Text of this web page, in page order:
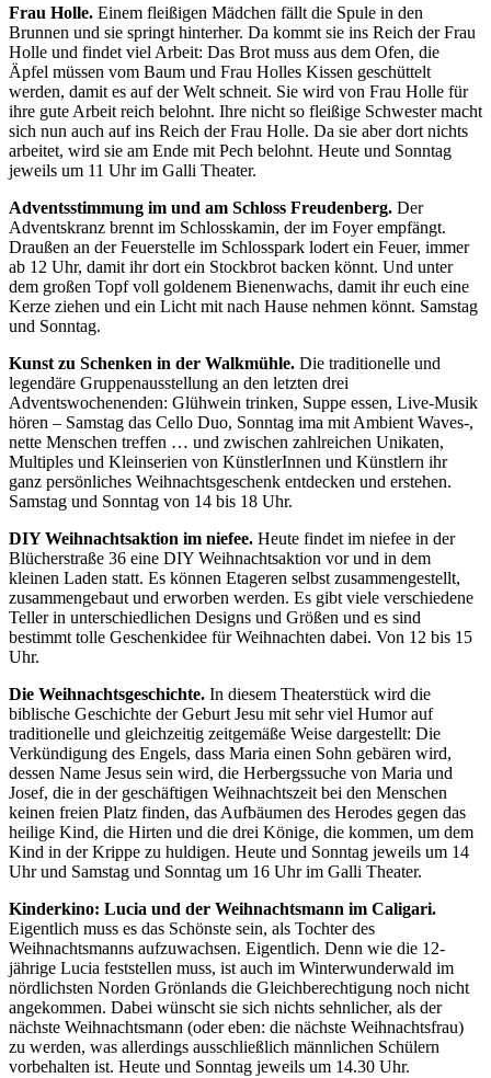
Frau Holle. Einem fleißigen Mädchen fällt die Spule in den
Brunnen und sie springt hinterher. Da kommt sie ins Reich der Frau
Holle und findet viel Arbeit: Das Brot muss aus dem Ofen, die
Äpfel müssen vom Baum und Frau Holles Kissen geschüttelt
werden, damit es auf der Welt schneit. Sie wird von Frau Holle für
ihre gute Arbeit reich belohnt. Ihre nicht so fleißige Schwester macht
sich nun auch auf ins Reich der Frau Holle. Da sie aber dort nichts
arbeitet, wird sie am Ende mit Pech belohnt. Heute und Sonntag
jeweils um 11 Uhr im Galli Theater.
Adventsstimmung im und am Schloss Freudenberg. Der
Adventskranz brennt im Schlosskamin, der im Foyer empfängt.
Draußen an der Feuerstelle im Schlosspark lodert ein Feuer, immer
ab 12 Uhr, damit ihr dort ein Stockbrot backen könnt. Und unter
dem großen Topf voll goldenem Bienenwachs, damit ihr euch eine
Kerze ziehen und ein Licht mit nach Hause nehmen könnt. Samstag
und Sonntag.
Kunst zu Schenken in der Walkmühle. Die traditionelle und
legendäre Gruppenausstellung an den letzten drei
Adventswochenenden: Glühwein trinken, Suppe essen, Live-Musik
hören – Samstag das Cello Duo, Sonntag ima mit Ambient Waves-,
nette Menschen treffen … und zwischen zahlreichen Unikaten,
Multiples und Kleinserien von KünstlerInnen und Künstlern ihr
ganz persönliches Weihnachtsgeschenk entdecken und erstehen.
Samstag und Sonntag von 14 bis 18 Uhr.
DIY Weihnachtsaktion im niefee. Heute findet im niefee in der
Blücherstraße 36 eine DIY Weihnachtsaktion vor und in dem
kleinen Laden statt. Es können Etageren selbst zusammengestellt,
zusammengebaut und erworben werden. Es gibt viele verschiedene
Teller in unterschiedlichen Designs und Größen und es sind
bestimmt tolle Geschenkidee für Weihnachten dabei. Von 12 bis 15
Uhr.
Die Weihnachtsgeschichte. In diesem Theaterstück wird die
biblische Geschichte der Geburt Jesu mit sehr viel Humor auf
traditionelle und gleichzeitig zeitgemäße Weise dargestellt: Die
Verkündigung des Engels, dass Maria einen Sohn gebären wird,
dessen Name Jesus sein wird, die Herbergssuche von Maria und
Josef, die in der geschäftigen Weihnachtszeit bei den Menschen
keinen freien Platz finden, das Aufbäumen des Herodes gegen das
heilige Kind, die Hirten und die drei Könige, die kommen, um dem
Kind in der Krippe zu huldigen. Heute und Sonntag jeweils um 14
Uhr und Samstag und Sonntag um 16 Uhr im Galli Theater.
Kinderkino: Lucia und der Weihnachtsmann im Caligari.
Eigentlich muss es das Schönste sein, als Tochter des
Weihnachtsmanns aufzuwachsen. Eigentlich. Denn wie die 12-
jährige Lucia feststellen muss, ist auch im Winterwunderwald im
nördlichsten Norden Grönlands die Gleichberechtigung noch nicht
angekommen. Dabei wünscht sie sich nichts sehnlicher, als der
nächste Weihnachtsmann (oder eben: die nächste Weihnachtsfrau)
zu werden, was allerdings ausschließlich männlichen Schülern
vorbehalten ist. Heute und Sonntag jeweils um 14.30 Uhr.